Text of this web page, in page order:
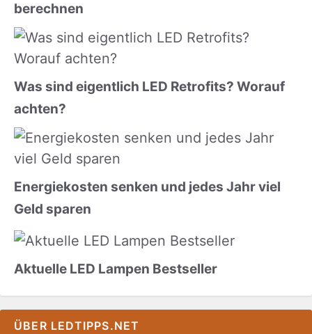
berechnen
Was sind eigentlich LED Retrofits? Worauf
achten?
Energiekosten senken und jedes Jahr viel
Geld sparen
Aktuelle LED Lampen Bestseller
ÜBER LEDTIPPS.NET